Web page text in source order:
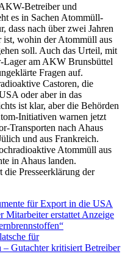
Betreiber und
es in Sachen Atommüll-
dass nach über zwei Jahren
wohin der Atommüll aus
soll. Auch das Urteil, mit
Lager am AKW Brunsbüttel
Fragen auf.
Castoren, die
oder aber in das
ist klar, aber die Behörden
Initiativen warnen jetzt
Transporten nach Ahaus
und aus Frankreich.
Atommüll aus
in Ahaus landen.
Presseerklärung der
für Export in die USA
erstattet Anzeige
für
Gutachter kritisiert Betreiber